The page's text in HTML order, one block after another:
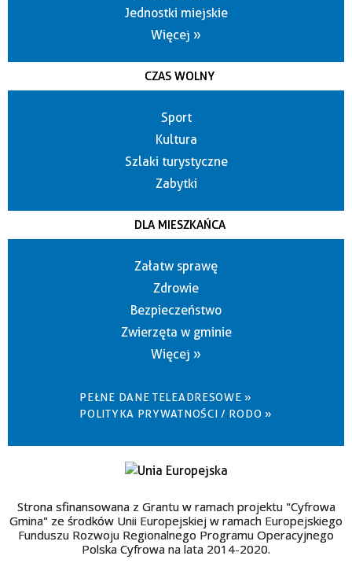
Jednostki miejskie
Więcej »
CZAS WOLNY
Sport
Kultura
Szlaki turystyczne
Zabytki
DLA MIESZKAŃCA
Załatw sprawę
Zdrowie
Bezpieczeństwo
Zwierzęta w gminie
Więcej »
PEŁNE DANE TELEADRESOWE »
POLITYKA PRYWATNOŚCI / RODO »
Strona sfinansowana z Grantu w ramach projektu "Cyfrowa
Gmina" ze środków Unii Europejskiej w ramach Europejskiego
Funduszu Rozwoju Regionalnego Programu Operacyjnego
Polska Cyfrowa na lata 2014-2020.